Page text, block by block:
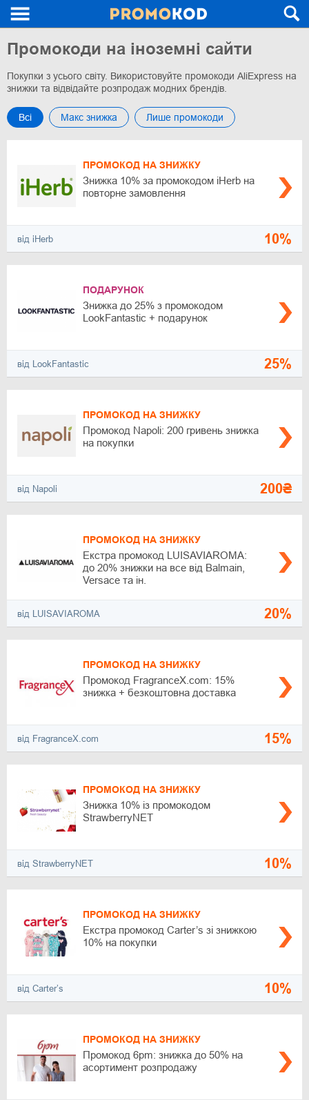
Промокоди на іноземні сайти
Покупки з усього світу. Використовуйте промокоди AliExpress на
знижки та відвідайте розпродаж модних брендів.
Всі Макс знижка Лише промокоди
ПРОМОКОД НА ЗНИЖКУ
Знижка 10% за промокодом iHerb на
повторне замовлення
від iHerb 10%
ПОДАРУНОК
Знижка до 25% з промокодом
LookFantastic + подарунок
від LookFantastic 25%
ПРОМОКОД НА ЗНИЖКУ
Промокод Napoli: 200 гривень знижка
на покупки
від Napoli 200₴
ПРОМОКОД НА ЗНИЖКУ
Екстра промокод LUISAVIAROMA:
до 20% знижки на все від Balmain,
Versace та ін.
від LUISAVIAROMA 20%
ПРОМОКОД НА ЗНИЖКУ
Промокод FragranceX.com: 15%
знижка + безкоштовна доставка
від FragranceX.com 15%
ПРОМОКОД НА ЗНИЖКУ
Знижка 10% із промокодом
StrawberryNET
від StrawberryNET 10%
ПРОМОКОД НА ЗНИЖКУ
Екстра промокод Carter’s зі знижкою
10% на покупки
від Carter’s 10%
ПРОМОКОД НА ЗНИЖКУ
Промокод 6pm: знижка до 50% на
асортимент розпродажу